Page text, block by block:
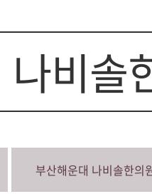
나비솔
부산해운대 나비솔한의